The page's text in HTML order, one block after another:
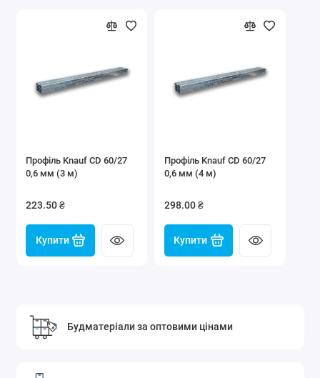
Профіль Knauf CD 60/27
0,6 мм (3 м)
223.50 ₴
Купити
Профіль Knauf CD 60/27
0,6 мм (4 м)
298.00 ₴
Купити
Будматеріали за оптовими цінами